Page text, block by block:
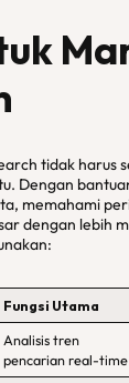
tidak harus
Dengan
memahami
dengan lebih
Fungsi Utama
Analisis tren
pencarian real-time